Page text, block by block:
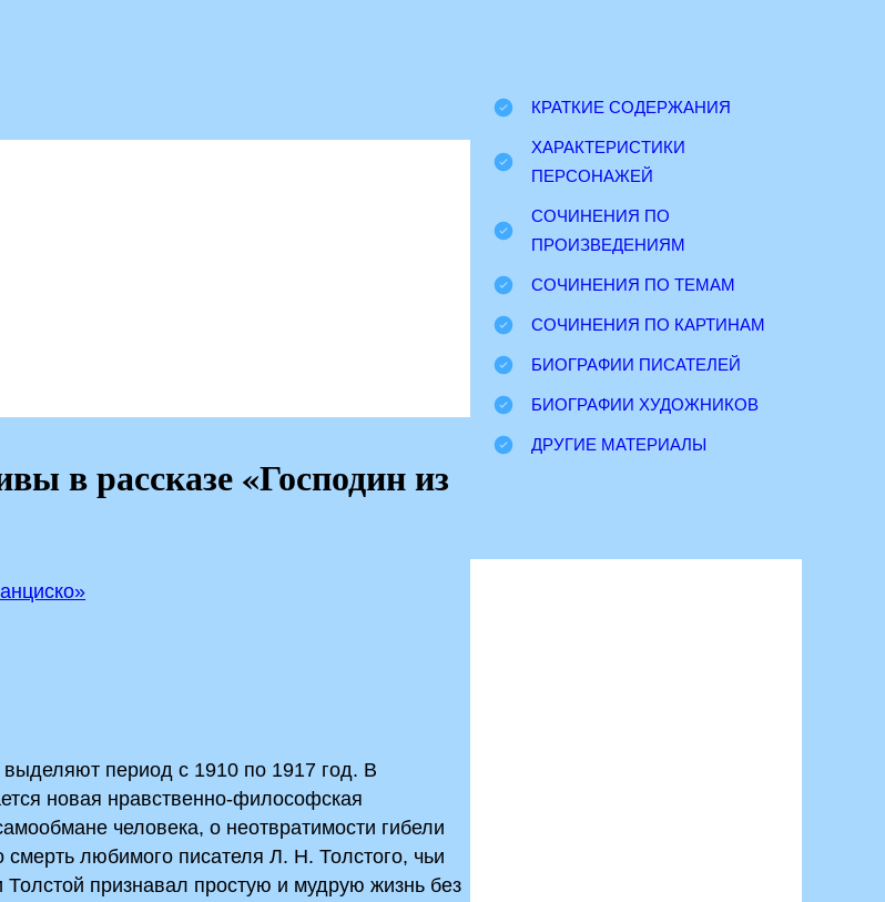
в рассказе «Господин из
выделяют период с 1910 по 1917 год. В
новая нравственно-философская
человека, о неотвратимости гибели
любимого писателя Л. Н. Толстого, чьи
признавал простую и мудрую жизнь без
КРАТКИЕ СОДЕРЖАНИЯ
ХАРАКТЕРИСТИКИ
ПЕРСОНАЖЕЙ
СОЧИНЕНИЯ ПО
ПРОИЗВЕДЕНИЯМ
СОЧИНЕНИЯ ПО ТЕМАМ
СОЧИНЕНИЯ ПО КАРТИНАМ
БИОГРАФИИ ПИСАТЕЛЕЙ
БИОГРАФИИ ХУДОЖНИКОВ
ДРУГИЕ МАТЕРИАЛЫ